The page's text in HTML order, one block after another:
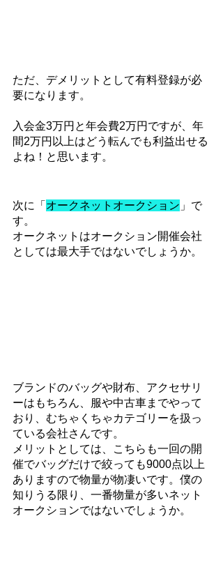
ただ、デメリットとして有料登録が必
要になります。
入会金3万円と年会費2万円ですが、年
間2万円以上はどう転んでも利益出せる
よね！と思います。
次に「 オークネットオークション 」で
す。
オークネットはオークション開催会社
としては最大手ではないでしょうか。
ブランドのバッグや財布、アクセサリ
ーはもちろん、服や中古車までやって
おり、むちゃくちゃカテゴリーを扱っ
ている会社さんです。
メリットとしては、こちらも一回の開
催でバッグだけで絞っても9000点以上
ありますので物量が物凄いです。僕の
知りうる限り、一番物量が多いネット
オークションではないでしょうか。